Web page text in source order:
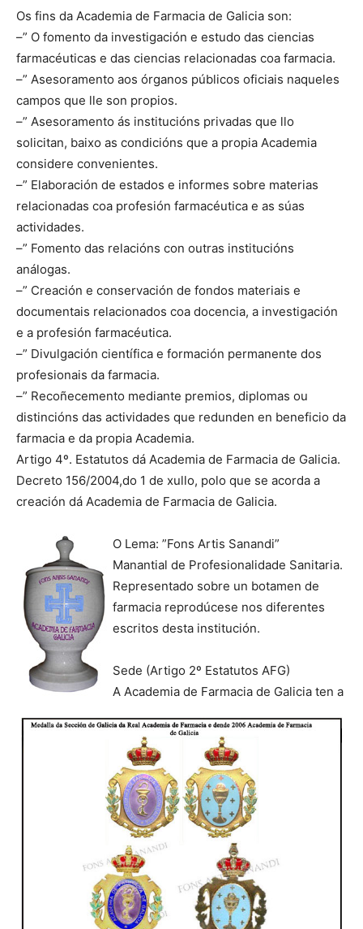
Os fins da Academia de Farmacia de Galicia son:
–” O fomento da investigación e estudo das ciencias
farmacéuticas e das ciencias relacionadas coa farmacia.
–” Asesoramento aos órganos públicos oficiais naqueles
campos que lle son propios.
–” Asesoramento ás institucións privadas que llo
solicitan, baixo as condicións que a propia Academia
considere convenientes.
–” Elaboración de estados e informes sobre materias
relacionadas coa profesión farmacéutica e as súas
actividades.
–” Fomento das relacións con outras institucións
análogas.
–” Creación e conservación de fondos materiais e
documentais relacionados coa docencia, a investigación
e a profesión farmacéutica.
–” Divulgación científica e formación permanente dos
profesionais da farmacia.
–” Recoñecemento mediante premios, diplomas ou
distincións das actividades que redunden en beneficio da
farmacia e da propia Academia.
Artigo 4º. Estatutos dá Academia de Farmacia de Galicia.
Decreto 156/2004,do 1 de xullo, polo que se acorda a
creación dá Academia de Farmacia de Galicia.
O Lema: ”Fons Artis Sanandi”
Manantial de Profesionalidade Sanitaria.
Representado sobre un botamen de
farmacia reprodúcese nos diferentes
escritos desta institución.
Sede (Artigo 2º Estatutos AFG)
A Academia de Farmacia de Galicia ten a